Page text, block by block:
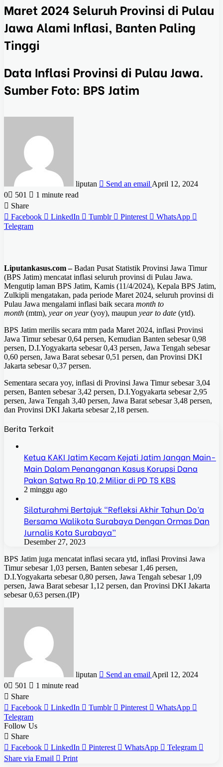
Maret 2024 Seluruh Provinsi di Pulau
Jawa Alami Inflasi, Banten Paling
Tinggi
Data Inflasi Provinsi di Pulau Jawa.
Sumber Foto: BPS Jatim
liputan Send an email April 12, 2024
0
501
1 minute read
Share
Facebook
LinkedIn Tumblr Pinterest
WhatsApp
Telegram
Liputankasus.com –Badan Pusat Statistik Provinsi Jawa Timur
(BPS Jatim) mencatat inflasi seluruh provinsi di Pulau Jawa.
Mengutip laman BPS Jatim, Kamis (11/4/2024), Kepala BPS Jatim,
Zulkipli mengatakan, pada periode Maret 2024, seluruh provinsi di
Pulau Jawa mengalami inflasi baik secara month to
month (mtm), year on year(yoy), maupun year to date (ytd).
BPS Jatim merilis secara mtm pada Maret 2024, inflasi Provinsi
Jawa Timur sebesar 0,64 persen, Kemudian Banten sebesar 0,98
persen, D.I.Yogyakarta sebesar 0,43 persen, Jawa Tengah sebesar
0,60 persen, Jawa Barat sebesar 0,51 persen, dan Provinsi DKI
Jakarta sebesar 0,37 persen.
Sementara secara yoy, inflasi di Provinsi Jawa Timur sebesar 3,04
persen, Banten sebesar 3,42 persen, D.I.Yogyakarta sebesar 2,95
persen, Jawa Tengah 3,40 persen, Jawa Barat sebesar 3,48 persen,
dan Provinsi DKI Jakarta sebesar 2,18 persen.
Berita Terkait
Ketua KAKI Jatim Kecam Kejati Jatim Jangan Main-
Main Dalam Penanganan Kasus Korupsi Dana
Pakan Satwa Rp 10,2 Miliar di PD TS KBS
2 minggu ago
Silaturahmi Bertajuk “Refleksi Akhir Tahun Do’a
Bersama Walikota Surabaya Dengan Ormas Dan
Jurnalis Kota Surabaya”
Desember 27, 2023
BPS Jatim juga mencatat inflasi secara ytd, inflasi Provinsi Jawa
Timur sebesar 1,03 persen, Banten sebesar 1,46 persen,
D.I.Yogyakarta sebesar 0,80 persen, Jawa Tengah sebesar 1,09
persen, Jawa Barat sebesar 1,12 persen, dan Provinsi DKI Jakarta
sebesar 0,63 persen.(IP)
liputan Send an email April 12, 2024
0
501
1 minute read
Share
Facebook
LinkedIn Tumblr Pinterest
WhatsApp
Telegram
Follow Us
Share
Facebook
LinkedIn Pinterest WhatsApp
Telegram
Share via Email
Print